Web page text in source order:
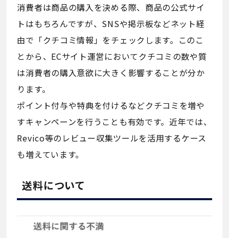
消費者は商品の購入を決める際、商品の公式サイ
トはもちろんですが、SNSや掲示板などネット経
由で「クチコミ情報」をチェックします。このこ
とから、ECサイト運営においてクチコミの数や質
は消費者の購入意欲に大きく影響することが分か
ります。
ポイント付与や特典を付けるなどクチコミを増や
すキャンペーンを行うことも有効です。近年では、
Revico等のレビュー収集ツールを活用するケース
も増えています。
送料について